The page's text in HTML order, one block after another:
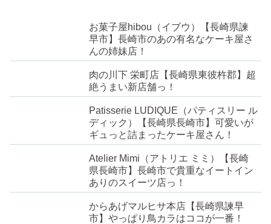
お菓子屋hibou（イブウ）【長崎県諫
早市】長崎市のあの有名なケーキ屋さ
んの姉妹店！
肉の川下 栄町店【長崎県東彼杵郡】超
絶うまい新店舗っ！
Patisserie LUDIQUE（パティスリー ル
ディック）【長崎県長崎市】可愛いが
ギュっと詰まったケーキ屋さん！
Atelier Mimi（アトリエ ミミ）【長崎
県長崎市】長崎市で貴重なイートイン
ありのスイーツ店っ！
からあげマルヒサ本店【長崎県諫早
市】やっぱり鳥カラはココが一番！